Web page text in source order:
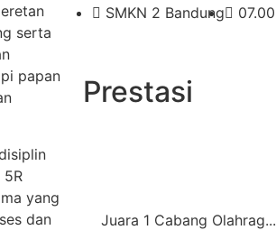
serta
papan
5R
yang
dan
SMKN 2 Bandung
Prestasi
Juara 1 Cabang Olahrag...